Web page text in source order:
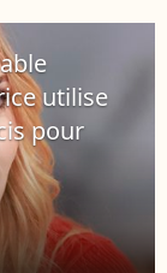
utilise
pour